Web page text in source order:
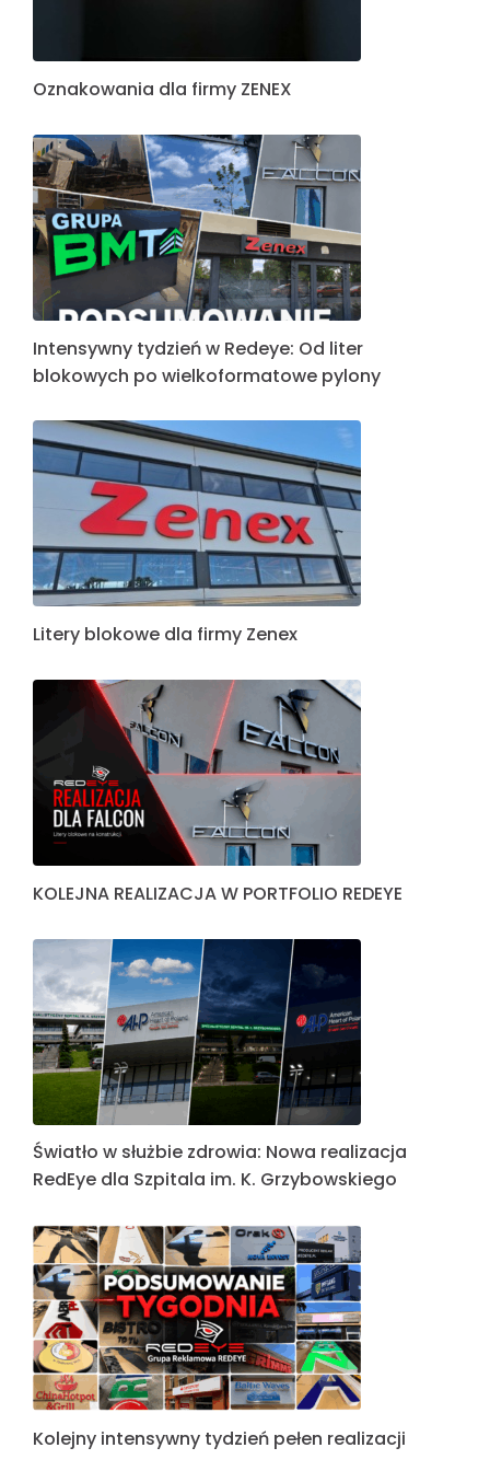
Oznakowania dla firmy ZENEX
Intensywny tydzień w Redeye: Od liter
blokowych po wielkoformatowe pylony
Litery blokowe dla firmy Zenex
KOLEJNA REALIZACJA W PORTFOLIO REDEYE
Światło w służbie zdrowia: Nowa realizacja
RedEye dla Szpitala im. K. Grzybowskiego
Kolejny intensywny tydzień pełen realizacji